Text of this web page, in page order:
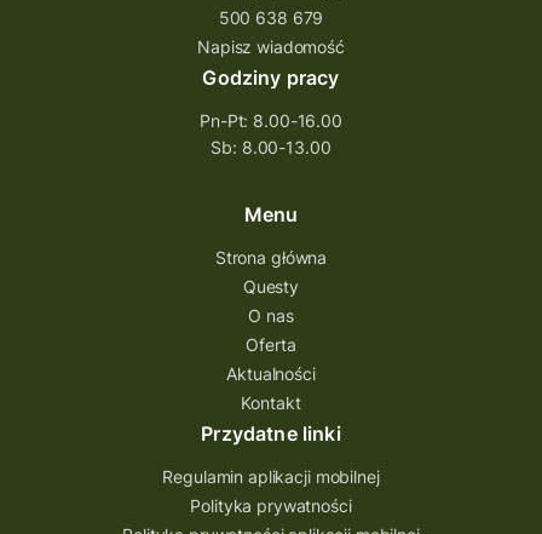
500 638 679
Napisz wiadomość
Godziny pracy
Pn-Pt: 8.00-16.00
Sb: 8.00-13.00
Menu
Strona główna
Questy
O nas
Oferta
Aktualności
Kontakt
Przydatne linki
Regulamin aplikacji mobilnej
Polityka prywatności